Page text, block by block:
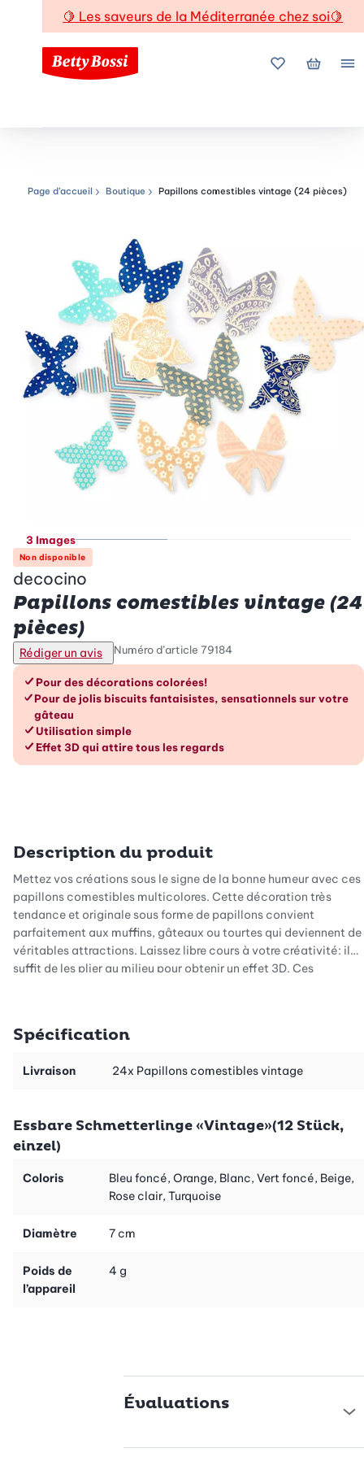
🍋 Les saveurs de la Méditerranée chez soi🍋
Mes favoris
Mon
Chemin de navigation
Page d’accueil Boutique Papillons comestibles vintage (24 pièces)
3 Images
Non disponible
decocino
Papillons comestibles vintage (24
pièces)
Rédiger un avis Numéro d’article 79184
Les avantages en un coup d’œil
Pour des décorations colorées!
Pour de jolis biscuits fantaisistes, sensationnels sur votre
gâteau
Utilisation simple
Effet 3D qui attire tous les regards
Description du produit
Mettez vos créations sous le signe de la bonne humeur avec ces
papillons comestibles multicolores. Cette décoration très
tendance et originale sous forme de papillons convient
parfaitement aux muffins, gâteaux ou tourtes qui deviennent de
véritables attractions. Laissez libre cours à votre créativité: il
suffit de les plier au milieu pour obtenir un effet 3D. Ces
valeur chaque dessert et chaque tourte. Exclamations de
Spécification
Livraison 24x Papillons comestibles vintage
Essbare Schmetterlinge «Vintage»(12 Stück,
einzel)
Coloris
Bleu foncé, Orange, Blanc, Vert foncé, Beige,
Rose clair, Turquoise
Diamètre 7 cm
Poids de
l’appareil
4 g
Évaluations